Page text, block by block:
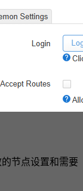
节点设置和需要